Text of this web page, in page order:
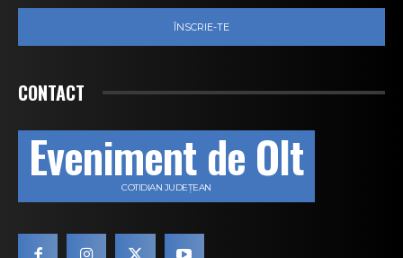
ÎNSCRIE-TE
CONTACT
Eveniment de Olt
COTIDIAN JUDEȚEAN